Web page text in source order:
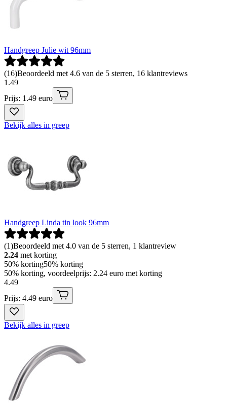
Handgreep Julie wit 96mm
(16)Beoordeeld met 4.6 van de 5 sterren, 16 klantreviews
1 .49
Prijs: 1.49 euro
Bekijk alles in greep
Handgreep Linda tin look 96mm
(1)Beoordeeld met 4.0 van de 5 sterren, 1 klantreview
2.24 met korting
50% korting50% korting
50% korting, voordeelprijs: 2.24 euro met korting
4.49
Prijs: 4.49 euro
Bekijk alles in greep